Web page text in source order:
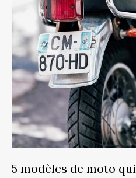
5 modèles de moto